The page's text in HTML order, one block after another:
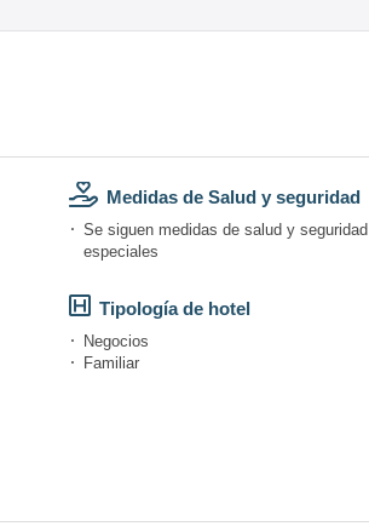
Medidas de Salud y seguridad
Se siguen medidas de salud y seguridad
especiales
Tipología de hotel
Negocios
Familiar